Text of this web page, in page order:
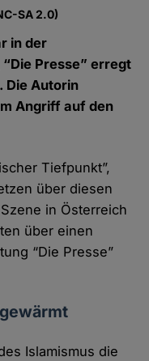
SA 2.0)
in der
Presse” erregt
Die Autorin
Angriff auf den
Tiefpunkt”,
über diesen
in Österreich
über einen
“Die Presse”
Islamismus die